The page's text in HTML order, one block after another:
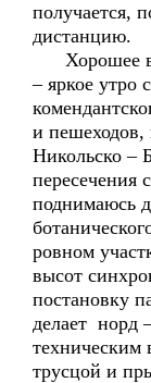
получается,
дистанцию.
Хорошее
– яркое утро
и пешеходов,
Никольско –
пересечения
поднимаюсь
ровном
высот
постановку
делает норд
техническим
трусцой и